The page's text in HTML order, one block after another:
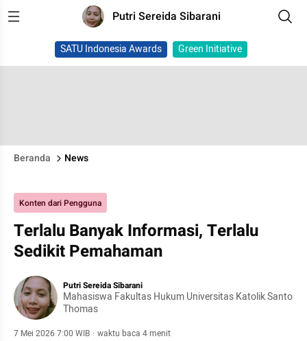
Putri Sereida Sibarani
SATU Indonesia Awards Green Initiative
Beranda News
Konten dari Pengguna
Terlalu Banyak Informasi, Terlalu
Sedikit Pemahaman
Putri Sereida Sibarani
Mahasiswa Fakultas Hukum Universitas Katolik Santo
Thomas
7 Mei 2026 7:00 WIB · waktu baca 4 menit